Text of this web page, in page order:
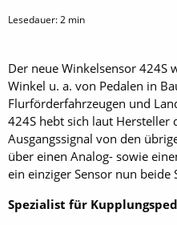
Lesedauer:2 min
Der neue Winkelsensor 424S
Winkel u. a. von Pedalen in
Flurförderfahrzeugen und
424S hebt sich laut
Ausgangssignal von den
über einen Analog- sowie
ein einziger Sensor nun beide
Spezialist für